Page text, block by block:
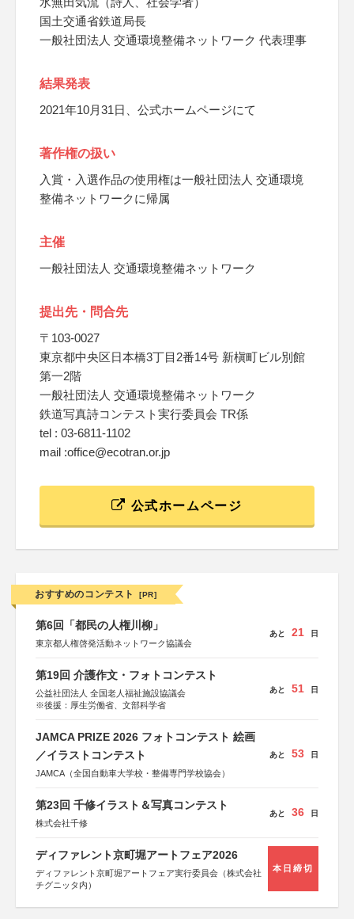
国土交通省鉄道局長
一般社団法人 交通環境整備ネットワーク 代表理事
結果発表
2021年10月31日、公式ホームページにて
著作権の扱い
入賞・入選作品の使用権は一般社団法人 交通環境
整備ネットワークに帰属
主催
一般社団法人 交通環境整備ネットワーク
提出先・問合先
〒103-0027
東京都中央区日本橋3丁目2番14号 新槇町ビル別館
第一2階
一般社団法人 交通環境整備ネットワーク
鉄道写真詩コンテスト実行委員会 TR係
tel : 03-6811-1102
mail :office@ecotran.or.jp
公式ホームページ
おすすめのコンテスト [PR]
第6回「都民の人権川柳」
東京都人権啓発活動ネットワーク協議会
あと 21 日
第19回 介護作文・フォトコンテスト
公益社団法人 全国老人福祉施設協議会
※後援：厚生労働省、文部科学省
あと 51 日
JAMCA PRIZE 2026 フォトコンテスト 絵画
／イラストコンテスト
JAMCA（全国自動車大学校・整備専門学校協会）
あと 53 日
第23回 千修イラスト＆写真コンテスト
株式会社千修
あと 36 日
ディファレント京町堀アートフェア2026
ディファレント京町堀アートフェア実行委員会（株式会社
チグニッタ内）
本日締切